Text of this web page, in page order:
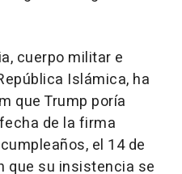
cuerpo militar e
Islámica, ha
que Trump poría
de la firma
el 14 de
que su insistencia se